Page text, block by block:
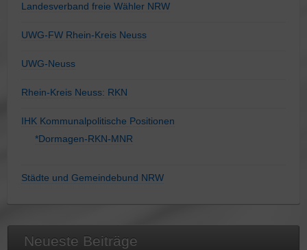
Landesverband freie Wähler NRW
UWG-FW Rhein-Kreis Neuss
UWG-Neuss
Rhein-Kreis Neuss: RKN
IHK Kommunalpolitische Positionen
*Dormagen-RKN-MNR
Städte und Gemeindebund NRW
Neueste Beiträge